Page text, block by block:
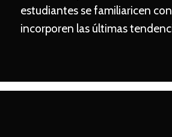
estudiantes se familiaricen
incorporen las últimas